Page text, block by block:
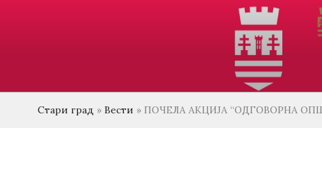
Стари град » Вести » ПОЧЕЛА АКЦИЈА “ОДГОВОРНА